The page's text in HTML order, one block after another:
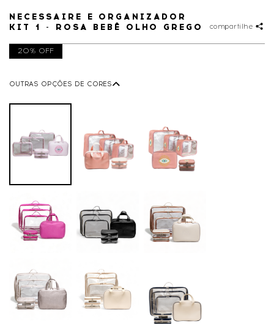
NECESSAIRE E ORGANIZADOR
KIT 1 - ROSA BEBÊ OLHO GREGO
compartilhe
20% OFF
OUTRAS OPÇÕES DE CORES